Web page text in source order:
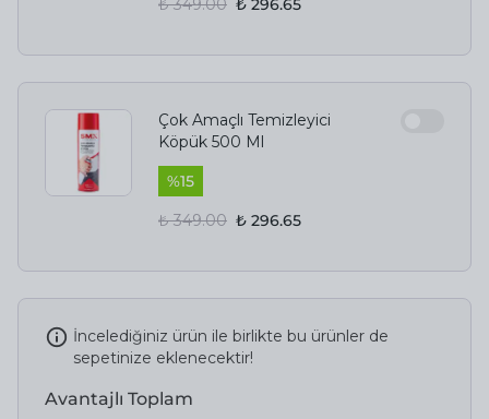
₺ 349.00 ₺ 296.65
Çok Amaçlı Temizleyici
Köpük 500 Ml
%15
₺ 349.00 ₺ 296.65
İncelediğiniz ürün ile birlikte bu ürünler de
sepetinize eklenecektir!
Avantajlı Toplam